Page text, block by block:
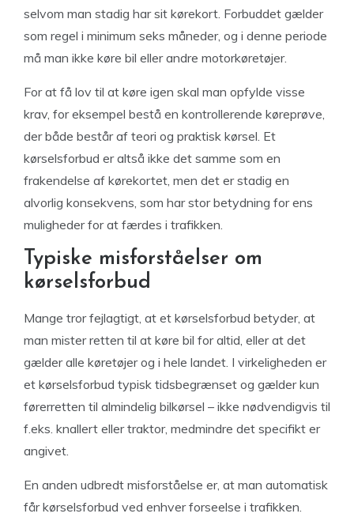
selvom man stadig har sit kørekort. Forbuddet gælder
som regel i minimum seks måneder, og i denne periode
må man ikke køre bil eller andre motorkøretøjer.
For at få lov til at køre igen skal man opfylde visse
krav, for eksempel bestå en kontrollerende køreprøve,
der både består af teori og praktisk kørsel. Et
kørselsforbud er altså ikke det samme som en
frakendelse af kørekortet, men det er stadig en
alvorlig konsekvens, som har stor betydning for ens
muligheder for at færdes i trafikken.
Typiske misforståelser om
kørselsforbud
Mange tror fejlagtigt, at et kørselsforbud betyder, at
man mister retten til at køre bil for altid, eller at det
gælder alle køretøjer og i hele landet. I virkeligheden er
et kørselsforbud typisk tidsbegrænset og gælder kun
førerretten til almindelig bilkørsel – ikke nødvendigvis til
f.eks. knallert eller traktor, medmindre det specifikt er
angivet.
En anden udbredt misforståelse er, at man automatisk
får kørselsforbud ved enhver forseelse i trafikken.